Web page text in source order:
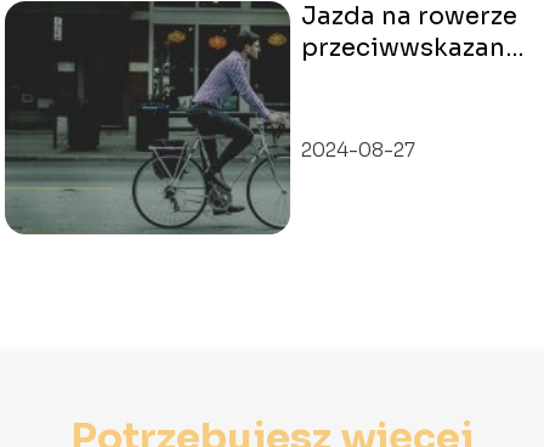
Jazda na rowerze
przeciwwskazania
2024-08-27